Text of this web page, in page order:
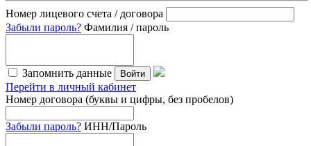
Номер лицевого счета / договора
Забыли пароль? Фамилия / пароль
Запомнить данные Войти
Перейти в личный кабинет
Номер договора (буквы и цифры, без пробелов)
Забыли пароль? ИНН/Пароль